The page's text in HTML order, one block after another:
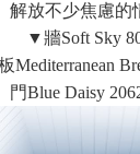
解放不少焦慮的
▼牆Soft Sky
Mediterranean
門Blue Daisy